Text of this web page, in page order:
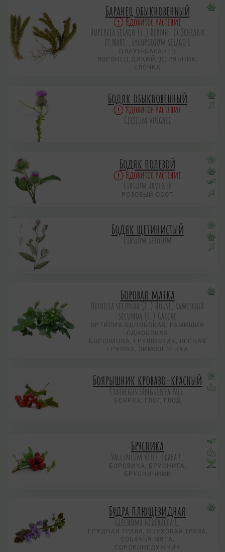
Баранец обыкновенный
Ядовитое растение
Huperzia selago (L.) Bernh. ex Schrank
et Mart., Lycopodium selago L
ПЛАУН-БАРАНЕЦ
ВОРОНЕЦ ДИКИЙ, ДЕРЯБНИК,
ЕЛОЧКА
Бодяк обыкновенный
Ядовитое растение
Cirsium vulgare
Бодяк полевой
Ядовитое растение
Cirsium arvense
РОЗОВЫЙ ОСОТ
Бодяк щетинистый
Cirsium setosum
Боровая матка
Orthilia secunda (L.) House, Ramischia
secunda (L.) Garсke
ОРТИЛИЯ ОДНОБОКАЯ, РАМИШИЯ
ОДНОБОКАЯ
БОРОВИНКА, ГРУШОВНИК, ЛЕСНАЯ
ГРУШКА, ЗИМОЗЕЛЁНКА
Боярышник кроваво-красный
Crataegus sanguinea Pall.
БОЯРКА, ГЛОГ, ГЛОД
Брусника
Vaccinium vitis-idaea L.
БОРОВИКА, БРУСНИГА,
БРУСНИЧНИК
Будра плющевидная
Glechoma hederacea L.
ГРУДНАЯ ТРАВА, ОПУХОВАЯ ТРАВА,
СОБАЧЬЯ МЯТА,
СОРОКОНЕДУЖНИК